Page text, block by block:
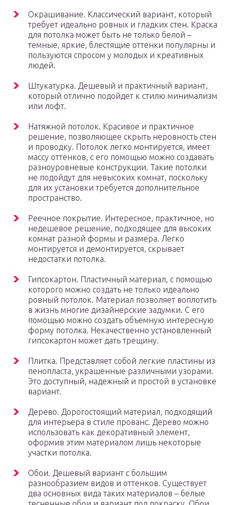
Окрашивание. Классический вариант, который
требует идеально ровных и гладких стен. Краска
для потолка может быть не только белой –
темные, яркие, блестящие оттенки популярны и
пользуются спросом у молодых и креативных
людей.
Штукатурка. Дешевый и практичный вариант,
который отлично подойдет к стилю минимализм
или лофт.
Натяжной потолок. Красивое и практичное
решение, позволяющее скрыть неровность стен
и проводку. Потолок легко монтируется, имеет
массу оттенков, с его помощью можно создавать
разноуровневые конструкции. Такие потолки
не подойдут для невысоких комнат, поскольку
для их установки требуется дополнительное
пространство.
Реечное покрытие. Интересное, практичное, но
недешевое решение, подходящее для высоких
комнат разной формы и размера. Легко
монтируется и демонтируется, скрывает
недостатки потолка.
Гипсокартон. Пластичный материал, с помощью
которого можно создать не только идеально
ровный потолок. Материал позволяет воплотить
в жизнь многие дизайнерские задумки. С его
помощью можно создать объемную интересную
форму потолка. Некачественно установленный
гипсокартон может дать трещину.
Плитка. Представляет собой легкие пластины из
пенопласта, украшенные различными узорами.
Это доступный, надежный и простой в установке
вариант.
Дерево. Дорогостоящий материал, подходящий
для интерьера в стиле прованс. Дерево можно
использовать как декоративный элемент,
оформив этим материалом лишь некоторые
участки потолка.
Обои. Дешевый вариант с большим
разнообразием видов и оттенков. Существует
два основных вида таких материалов – белые